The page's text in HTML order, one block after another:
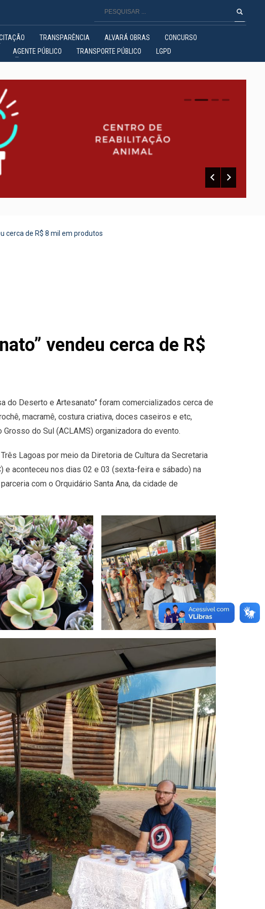
TRANSPARÊNCIA ALVARÁ OBRAS
CONCURSO
AGENTE PÚBLICO TRANSPORTE PÚBLICO LGPD
0 1 2
cerca de R$ 8 mil em produtos
vendeu cerca de R$
do Deserto e Artesanato” foram comercializados cerca de
macramê, costura criativa, doces caseiros e etc,
do Sul (ACLAMS) organizadora do evento.
Lagoas por meio da Diretoria de Cultura da Secretaria
e aconteceu nos dias 02 e 03 (sexta-feira e sábado) na
com o Orquidário Santa Ana, da cidade de